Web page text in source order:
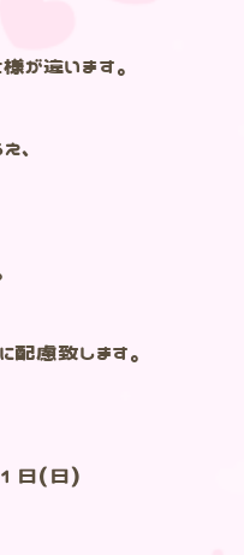
違います。
、
配慮致します。
日(日)